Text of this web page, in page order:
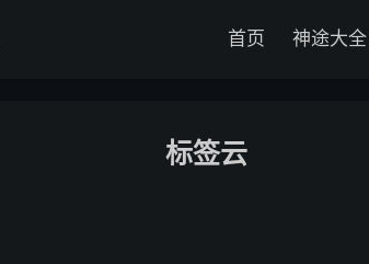
首页 神途大全
标签云